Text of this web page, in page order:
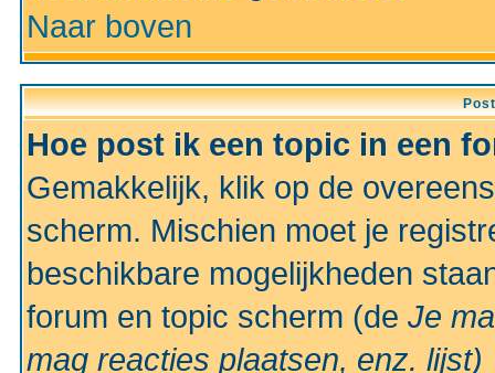
Naar boven
Hoe post ik een topic in een
Gemakkelijk, klik op de
scherm. Mischien moet je
beschikbare mogelijkheden
forum en topic scherm (de Je
mag reacties plaatsen, enz. lijst)